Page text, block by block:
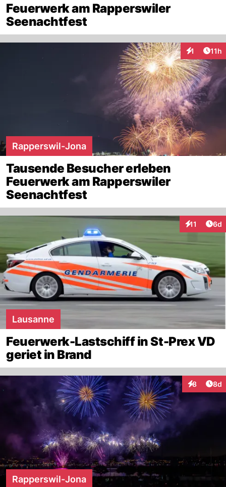
Feuerwerk am Rapperswiler
Seenachtfest
1 11h
Rapperswil-Jona
Tausende Besucher erleben
Feuerwerk am Rapperswiler
Seenachtfest
11 6d
Lausanne
Feuerwerk-Lastschiff in St-Prex VD
geriet in Brand
8 8d
Rapperswil-Jona